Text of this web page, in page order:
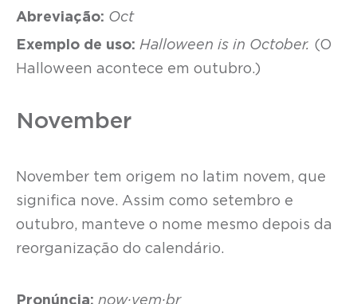
Abreviação: Oct
Exemplo de uso: Halloween is in October. (O
Halloween acontece em outubro.)
November
November tem origem no latim novem, que
significa nove. Assim como setembro e
outubro, manteve o nome mesmo depois da
reorganização do calendário.
Pronúncia: now·vem·br